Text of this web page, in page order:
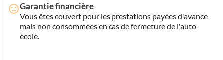
Garantie financière
Vous êtes couvert pour les prestations payées d'avance
mais non consommées en cas de fermeture de l'auto-
école.